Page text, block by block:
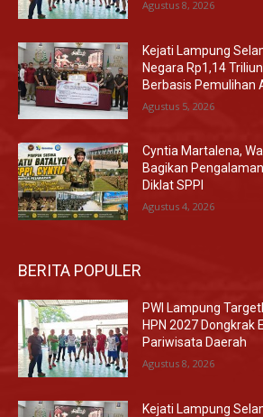
Agustus 8, 2026
Kejati Lampung
Negara Rp1,14
Berbasis Pemulihan
Agustus 5, 2026
Cyntia Martalena,
Bagikan
Diklat SPPI
Agustus 4, 2026
BERITA POPULER
PWI Lampung
HPN 2027 Dongkrak
Pariwisata Daerah
Agustus 8, 2026
Kejati Lampung